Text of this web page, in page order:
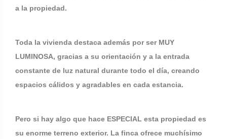
a la propiedad.
Toda la vivienda destaca además por ser MUY
LUMINOSA, gracias a su orientación y a la entrada
constante de luz natural durante todo el día, creando
espacios cálidos y agradables en cada estancia.
Pero si hay algo que hace ESPECIAL esta propiedad es
su enorme terreno exterior. La finca ofrece muchísimo